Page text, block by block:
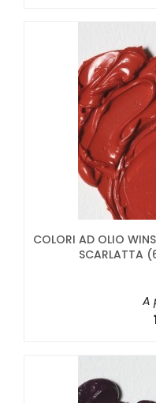
COLORI AD OLIO
SCARLATTA
A